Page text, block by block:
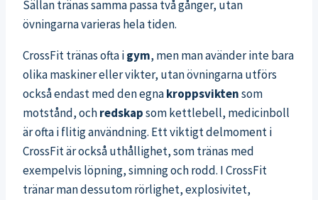
Sällan tränas samma passa två gånger, utan
övningarna varieras hela tiden.
CrossFit tränas ofta igym, men man avänder inte bara
olika maskiner eller vikter, utan övningarna utförs
också endast med den egnakroppsviktensom
motstånd, ochredskapsom kettlebell, medicinboll
är ofta i flitig användning. Ett viktigt delmoment i
CrossFit är också uthållighet, som tränas med
exempelvis löpning, simning och rodd. I CrossFit
tränar man dessutom rörlighet, explosivitet,